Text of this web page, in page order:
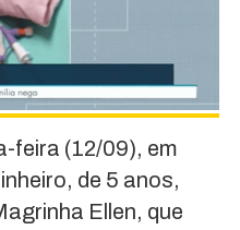
feira (12/09), em
de 5 anos,
Ellen, que